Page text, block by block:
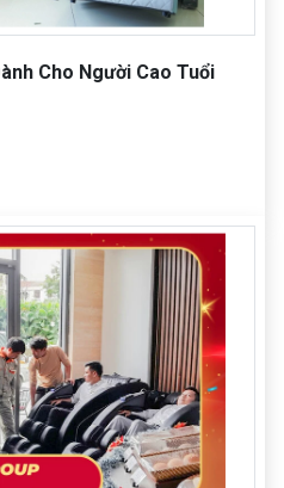
Cho Người Cao Tuổi